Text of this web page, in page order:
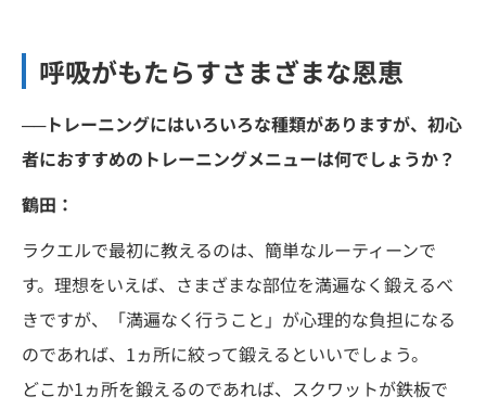
呼吸がもたらすさまざまな恩恵
──トレーニングにはいろいろな種類がありますが、初心
者におすすめのトレーニングメニューは何でしょうか？
鶴田：
ラクエルで最初に教えるのは、簡単なルーティーンで
す。理想をいえば、さまざまな部位を満遍なく鍛えるべ
きですが、「満遍なく行うこと」が心理的な負担になる
のであれば、1ヵ所に絞って鍛えるといいでしょう。
どこか1ヵ所を鍛えるのであれば、スクワットが鉄板で